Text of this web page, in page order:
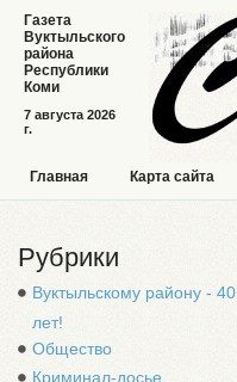
7 августа 2026
г.
Газета
Вуктыльского
района
Республики
Коми
Главная Карта сайта
Рубрики
Вуктыльскому району - 40
лет!
Общество
Криминал-досье